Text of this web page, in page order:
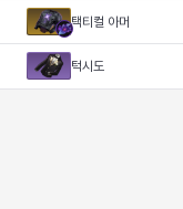
택티컬 아머
턱시도